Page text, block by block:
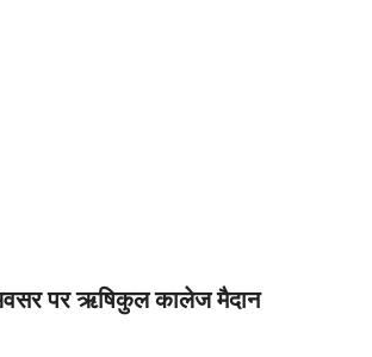
अवसर पर ऋषिकुल कालेज मैदान